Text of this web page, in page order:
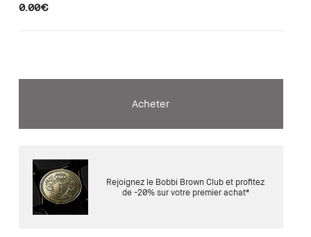
0.00€
Acheter
Rejoignez le Bobbi Brown Club et profitez
de -20% sur votre premier achat*